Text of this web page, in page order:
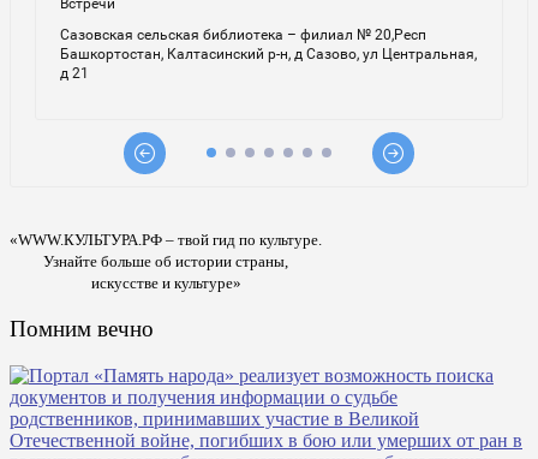
«WWW.КУЛЬТУРА.РФ – твой гид по культуре.
Узнайте больше об истории страны,
искусстве и культуре»
Помним вечно